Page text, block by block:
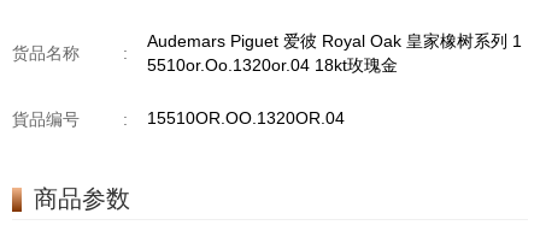
货品名称 :
Audemars Piguet 爱彼 Royal Oak 皇家橡树系列 1
5510or.Oo.1320or.04 18kt玫瑰金
貨品编号 : 15510OR.OO.1320OR.04
商品参数